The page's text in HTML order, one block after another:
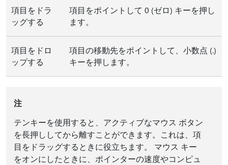
項目をドラ
ッグする
項目をポイントして 0 (ゼロ) キーを押し
ます。
項目をドロ
ップする
項目の移動先をポイントして、小数点 (.)
キーを押します。
注
テンキーを使用すると、アクティブなマウス ボタン
を長押ししてから離すことができます。これは、項
目をドラッグするときに役立ちます。 マウス キー
をオンにしたときに、ポインターの速度やコンピュ